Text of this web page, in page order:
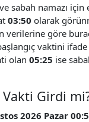
sabah namazı
03:50 olarak
verilerine göre
vaktini
olan 05:25 ise
Vakti Girdi
2026 Pazar